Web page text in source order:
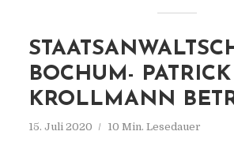
BOCHUM-
KROLLMANN
15. Juli 2020 10 Min. Lesedauer